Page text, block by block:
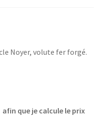
Noyer, volute fer forgé.
que je calcule le prix